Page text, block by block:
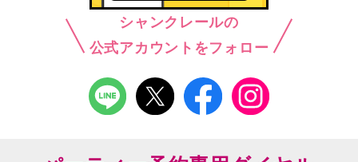
シャンクレールの
公式アカウントをフォロー